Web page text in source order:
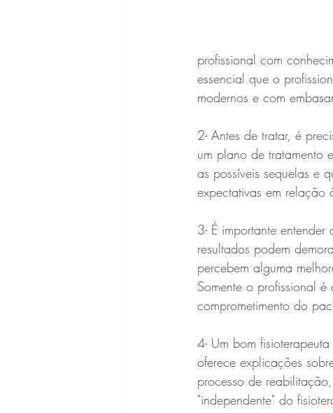
profissional com
essencial que o
modernos e com
2- Antes de tratar, é
um plano de tratamento
as possíveis sequelas e
expectativas em relação
3- É importante
resultados podem
percebem alguma
Somente o profissional
comprometimento do
4- Um bom
oferece explicações
processo de
"independente" do